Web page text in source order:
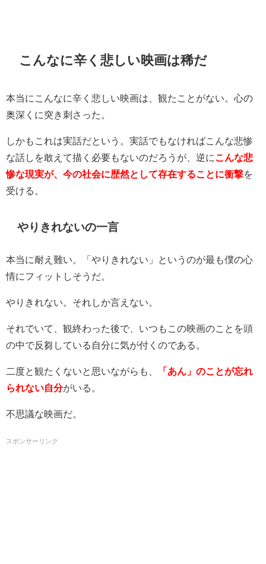
こんなに辛く悲しい映画は稀だ
本当にこんなに辛く悲しい映画は、観たことがない。心の
奥深くに突き刺さった。
しかもこれは実話だという。実話でもなければこんな悲惨
な話しを敢えて描く必要もないのだろうが、逆にこんな悲
惨な現実が、今の社会に歴然として存在することに衝撃を
受ける。
やりきれないの一言
本当に耐え難い。「やりきれない」というのが最も僕の心
情にフィットしそうだ。
やりきれない。それしか言えない。
それでいて、観終わった後で、いつもこの映画のことを頭
の中で反芻している自分に気が付くのである。
二度と観たくないと思いながらも、
「あん」のことが忘れ
られない自分がいる。
不思議な映画だ。
スポンサーリンク